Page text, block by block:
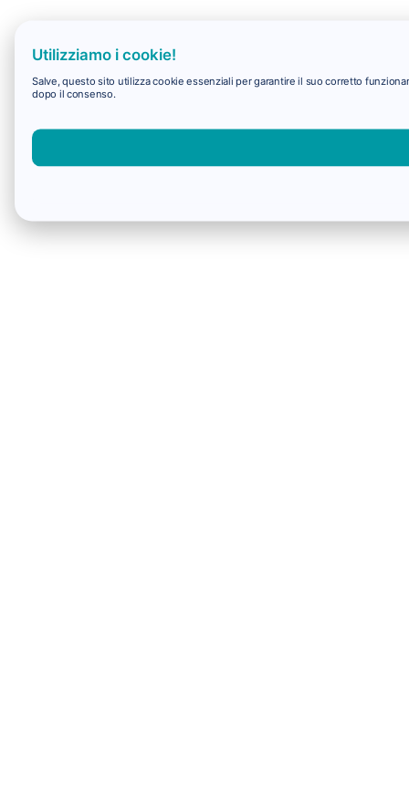
Utilizziamo i cookie!
Salve, questo sito utilizza cookie essenziali per garantire il suo corretto
dopo il consenso.